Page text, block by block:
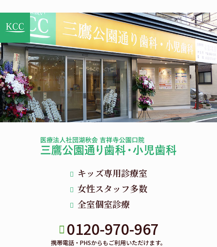
キッズ専用診療室
女性スタッフ多数
全室個室診療
0120-970-967
携帯電話・PHSからもご利用いただけます。